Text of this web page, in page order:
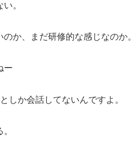
。
か、まだ研修的な感じなのか。
ー
しか会話してないんですよ。